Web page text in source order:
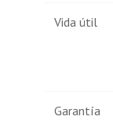
Vida útil
Garantía